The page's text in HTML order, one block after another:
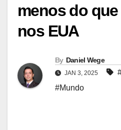
menos do
nos EUA
By Daniel Wege
JAN 3, 2025
#Mundo